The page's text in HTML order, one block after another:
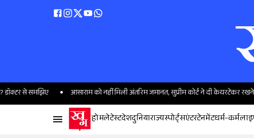
आसाराम को नहीं मिली अंतरिम जमानत, सुप्रीम कोर्ट ने दी केयरटेकर रखने की अनुमति
होमलेटेस्टदेशदुनियाराज्यस्पोर्ट्सएंटरटेनमेंटधर्म-कर्म